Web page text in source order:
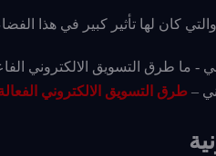
كان لها تأثير كبير في هذا
– طرق التسويق الالكتروني الفعالة